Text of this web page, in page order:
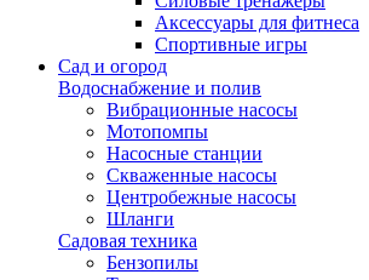
Аксессуары для фитнеса
Спортивные игры
Сад и огород
Водоснабжение и полив
Вибрационные насосы
Мотопомпы
Насосные станции
Скваженные насосы
Центробежные насосы
Шланги
Садовая техника
Бензопилы